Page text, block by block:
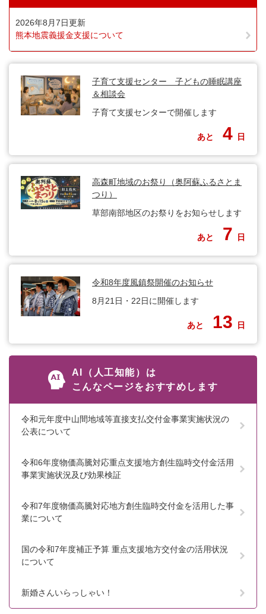
2026年8月7日更新
熊本地震義援金支援について
子育て支援センター 子どもの睡眠講座
＆相談会
子育て支援センターで開催します
あと 4 日
高森町地域のお祭り（奥阿蘇ふるさとま
つり）
草部南部地区のお祭りをお知らせします
あと 7 日
令和8年度風鎮祭開催のお知らせ
8月21日・22日に開催します
あと 13 日
AI（人工知能）は
こんなページをおすすめします
令和元年度中山間地域等直接支払交付金事業実施状況の
公表について
令和6年度物価高騰対応重点支援地方創生臨時交付金活用
事業実施状況及び効果検証
令和7年度物価高騰対応地方創生臨時交付金を活用した事
業について
国の令和7年度補正予算 重点支援地方交付金の活用状況
について
新婚さんいらっしゃい！